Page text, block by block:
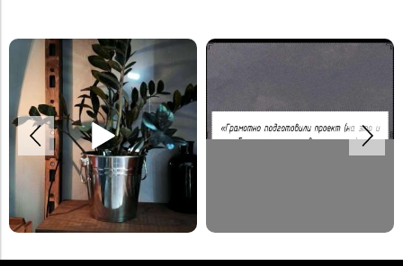
Деревянная модульная полка в
систему стеллажей Woody.
#деревяннаямебель
Спасибо Дмитрию за отзыв!